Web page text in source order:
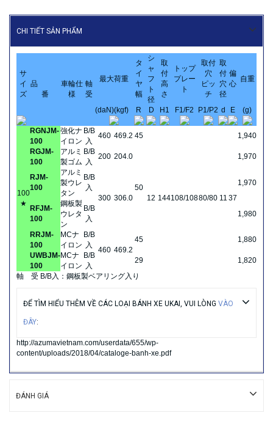
CHI TIẾT SẢN PHẨM
サ
イ
ズ
品
番
車輪仕
様
軸
受
最大荷重
タ
イ
ヤ
幅
シ
ャ
フ
ト
径
取
付
高
さ
トップ
プレー
ト
取付
穴
ピッ
チ
取
付
穴
径
偏
心
自重
(daN)(kgf) R D H1 F1/F2 P1/P2 d E (g)
100
★
RGNJM-
100
強化ナ
イロン
B/B
入
460 469.2 45
12 144108/10880/80 11 37
1,940
RGJM-
100
アルミ
製ゴム
B/B
入
200 204.0
50
1,970
RJM-
100
アルミ
製ウレ
タン
B/B
入
300 306.0
1,970
RFJM-
100
鋼板製
ウレタ
ン
B/B
入
1,980
RRJM-
100
MCナ
イロン
B/B
入
460 469.2
45
1,880
UWBJM-
100
MCナ
イロン
B/B
入
29
1,820
軸 受 B/B入：鋼板製ベアリング入り
ĐỂ TÌM HIỂU THÊM VỀ CÁC LOẠI BÁNH XE UKAI, VUI LÒNG VÀO
ĐÂY:
http://azumavietnam.com/userdata/655/wp-
content/uploads/2018/04/cataloge-banh-xe.pdf
ĐÁNH GIÁ